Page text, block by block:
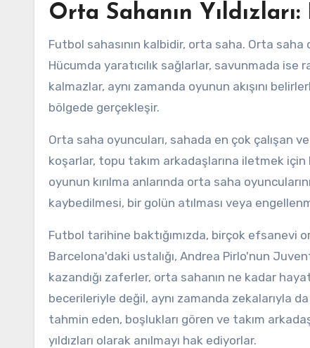
Orta Sahanın
Futbol sahasının kalbidir, orta saha. Orta
Hücumda yaratıcılık sağlarlar, savunmada
kalmazlar, aynı zamanda oyunun akışını
bölgede gerçekleşir.
Orta saha oyuncuları, sahada en çok çalışan
koşarlar, topu takım arkadaşlarına iletmek
oyunun kırılma anlarında orta saha
kaybedilmesi, bir golün atılması veya
Futbol tarihine baktığımızda, birçok efsanevi
Barcelona'daki ustalığı, Andrea Pirlo'nun
kazandığı zaferler, orta sahanın ne kadar
becerileriyle değil, aynı zamanda zekalarıyla
tahmin eden, boşlukları gören ve takım
yıldızları olarak anılmayı hak ediyorlar.